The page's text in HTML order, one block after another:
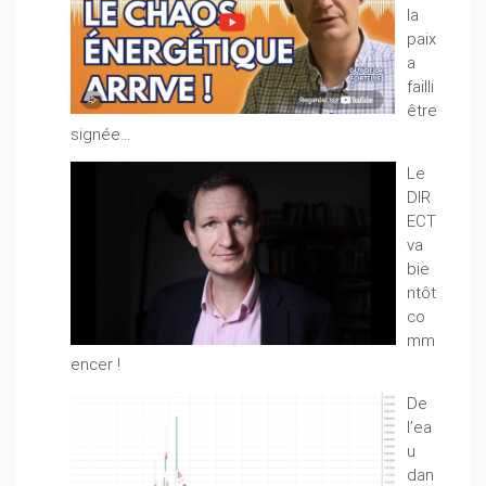
la
paix
a
failli
être
signée…
Le
DIR
ECT
va
bie
ntôt
co
mm
encer !
De
l’ea
u
dan